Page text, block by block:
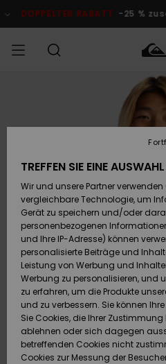
Produktinformation
DOPPELTER RABATT -25 %
Flip-
Surf
Snow
Flip-
Surf
Snow
FRAUEN
Shop
Snow
SURF
Surf
Männer
Kinder
SNOW
Snow
Männer
Snow
Kinder
Snow
Damen
DOPPELTER
RABATT
Outlet
Herren
KINDER
Outlet
Frauen
HILFE & KONTAKT
Auf meine
Bestellung
zugreifen
Retouren
Quiksilver
Freedom
TREFFEN SIE EINE
Wir und unsere Partner
vergleichbare Technologie, um
Gerät zu speichern und/oder
personenbezogenen
und Ihre IP-Adresse) können
personalisierte Beiträge und
Leistung von Werbung und
Werbung zu personalisieren, und
zu erfahren, um die Produkte
und zu verbessern. Sie können
Sie Cookies, die Ihrer
ablehnen oder sich dagegen
betreffenden Cookies nicht
Cookies zur Messung der